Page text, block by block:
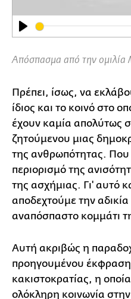
Play
Απόσπασμα από την ομιλία
Πρέπει, ίσως, να
ίδιος και το κοινό στο
έχουν καμία απολύτως
ζητούμενου μιας
της ανθρωπότητας. Που
περιορισμό της
της ασχήμιας. Γι' αυτό
αποδεχτούμε την
αναπόσπαστο κομμάτι
Αυτή ακριβώς η
προηγουμένου έκφραση
κακιστοκρατίας, η
ολόκληρη κοινωνία